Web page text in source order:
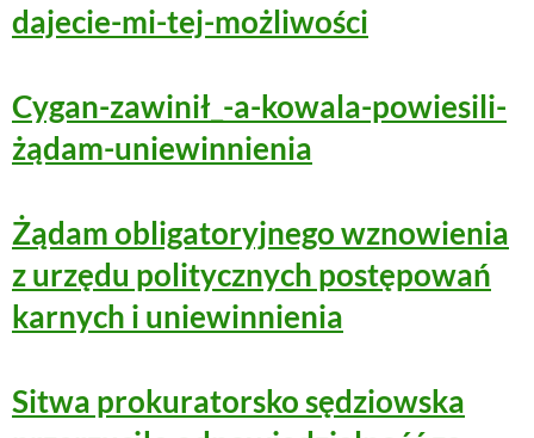
dajecie-mi-tej-możliwości
Cygan-zawinił_-a-kowala-powiesili-
żądam-uniewinnienia
Żądam obligatoryjnego wznowienia
z urzędu politycznych postępowań
karnych i uniewinnienia
Sitwa prokuratorsko sędziowska